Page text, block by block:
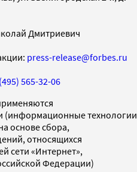
Дмитриевич
press-release@forbes.ru
565-32-06
(информационные технологии
основе сбора,
относящихся
сети «Интернет»,
Федерации)